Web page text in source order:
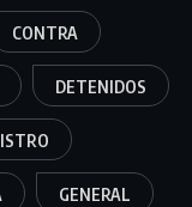
CONTRA
DETENIDOS
GENERAL